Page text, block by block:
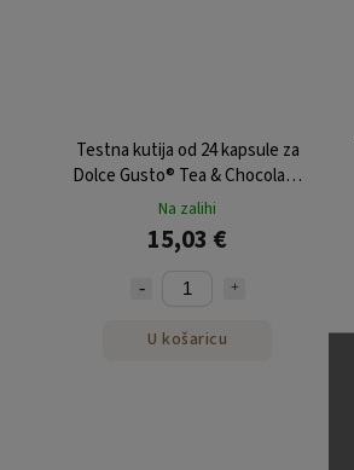
Testna kutija od 24 kapsule za
Dolce Gusto® Tea & Chocolate
iz NEJKAFE-a
Na zalihi
15,03 €
U košaricu